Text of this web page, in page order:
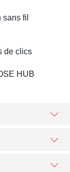
fil
de clics
HUB